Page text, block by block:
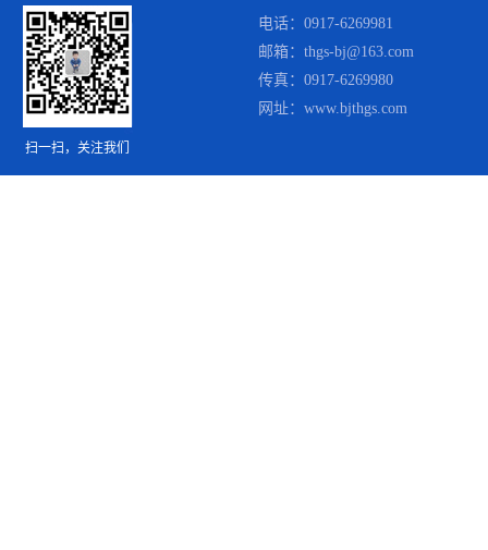
扫一扫，关注我们
电话：0917-6269981
邮箱：thgs-bj@163.com
传真：0917-6269980
网址：www.bjthgs.com